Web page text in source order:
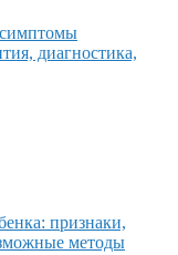
диагностика,
признаки,
методы